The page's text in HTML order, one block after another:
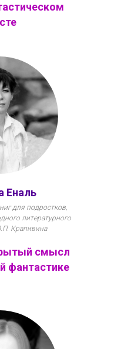
Еналь
для подростков,
литературного
Крапивина
смысл
фантастике